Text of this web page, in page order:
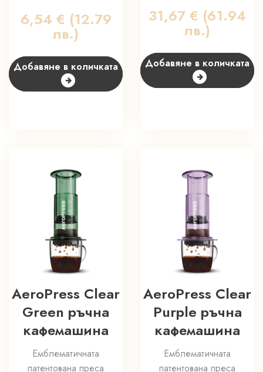
6,54 € (12.79
лв.)
Добавяне в количката
31,67 € (61.94
лв.)
Добавяне в количката
AeroPress Clear
Green ръчна
кафемашина
Емблематичната
патентована преса
AeroPress Clear
Purple ръчна
кафемашина
Емблематичната
патентована преса